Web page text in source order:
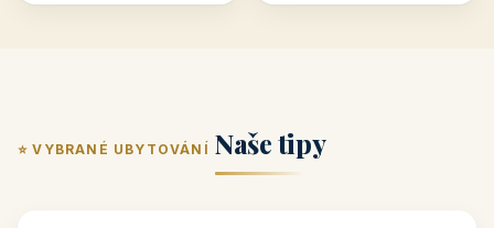
⭐ VYBRANÉ UBYTOVÁNÍ Naše tipy